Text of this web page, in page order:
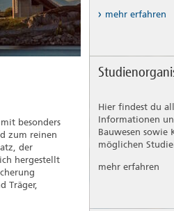
besonders
zum reinen
der
hergestellt
Träger,
mehr erfahren
Hier findest du
Informationen
Bauwesen
möglichen
mehr erfahren